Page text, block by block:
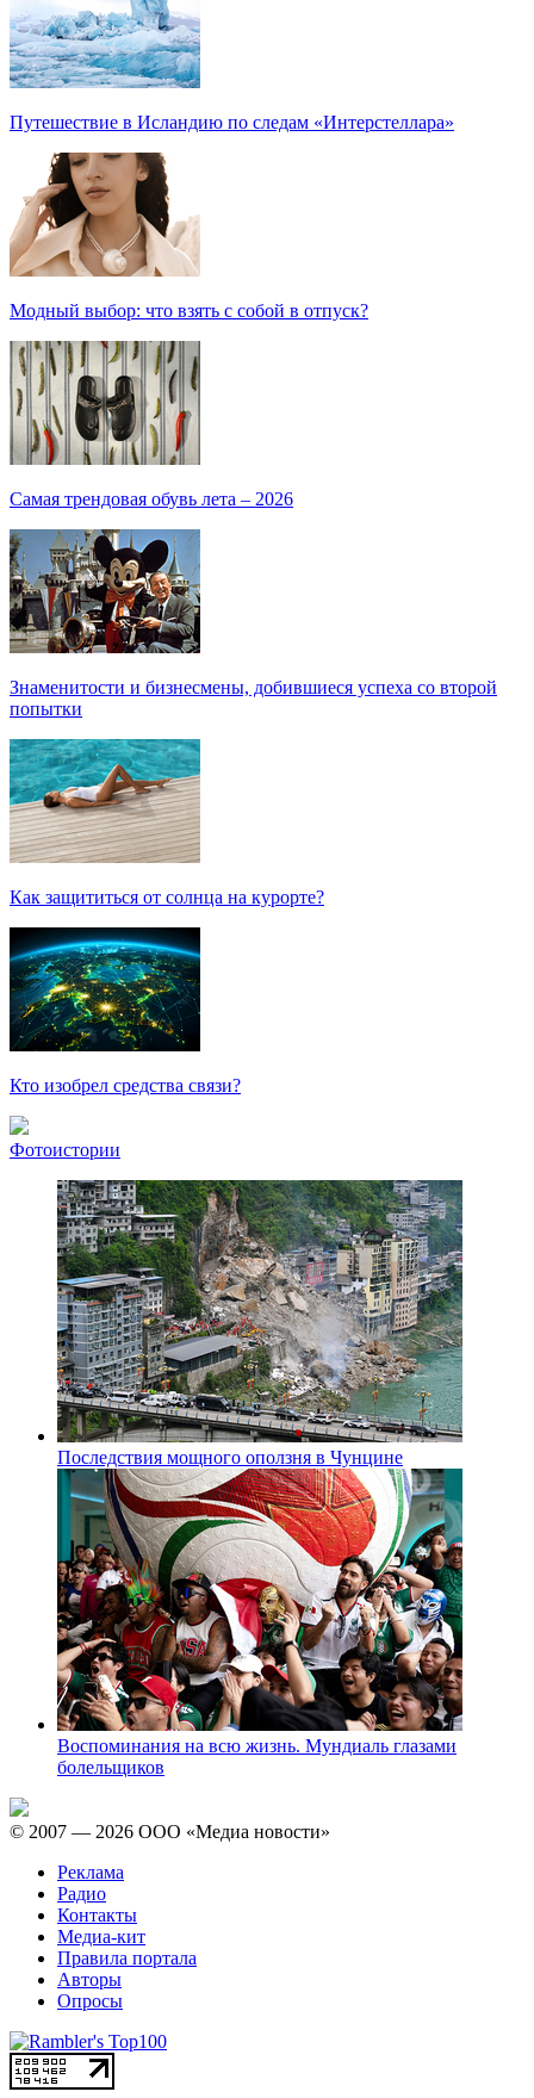
Путешествие в Исландию по следам «Интерстеллара»
Модный выбор: что взять с собой в отпуск?
Самая трендовая обувь лета – 2026
Знаменитости и бизнесмены, добившиеся успеха со второй
попытки
Как защититься от солнца на курорте?
Кто изобрел средства связи?
Фотоистории
Последствия мощного оползня в Чунцине
Воспоминания на всю жизнь. Мундиаль глазами
болельщиков
© 2007 — 2026 ООО «Медиа новости»
Реклама
Радио
Контакты
Медиа-кит
Правила портала
Авторы
Опросы